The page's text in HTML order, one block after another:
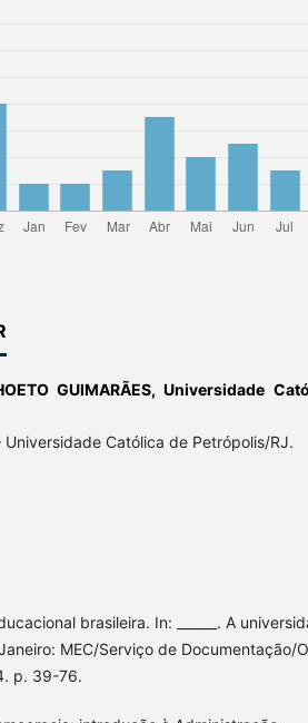
GUIMARÃES,Universidade
Católica de Petrópolis/RJ.
brasileira. In: ______. A
MEC/Serviço de Documentação/
p. 39-76.